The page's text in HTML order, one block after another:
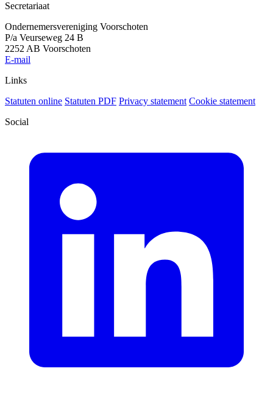
Secretariaat
Ondernemersvereniging Voorschoten
P/a Veurseweg 24 B
2252 AB Voorschoten
E-mail
Links
Statuten online Statuten PDF Privacy statement Cookie statement
Social